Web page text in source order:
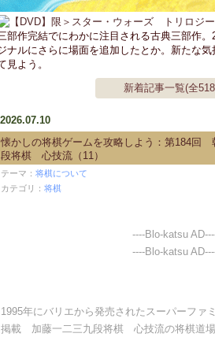
部作完結でにわかに注目される古典三部作。
ナルにさらに場面を追加したとか。新たな
見よう。
新着記事一覧(全
2026.07.10
懐かしの将棋ゲームを攻略しよう：第184
段将棋 心技流（11）
テーマ： 将棋について
カテゴリ： 将棋
----Blo-katsu
----Blo-katsu
1995年にバリエから発売されたスーパーファ
掲載 加藤一二三九段将棋 心技流の将棋道場